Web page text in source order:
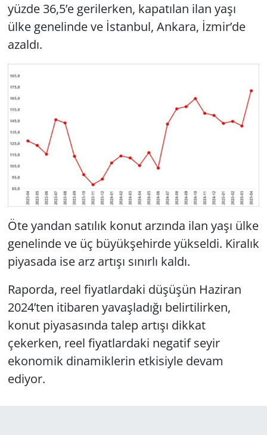
yüzde 36,5’e gerilerken, kapatılan ilan yaşı
ülke genelinde ve İstanbul, Ankara, İzmir’de
azaldı.
Öte yandan satılık konut arzında ilan yaşı ülke
genelinde ve üç büyükşehirde yükseldi. Kiralık
piyasada ise arz artışı sınırlı kaldı.
Raporda, reel fiyatlardaki düşüşün Haziran
2024’ten itibaren yavaşladığı belirtilirken,
konut piyasasında talep artışı dikkat
çekerken, reel fiyatlardaki negatif seyir
ekonomik dinamiklerin etkisiyle devam
ediyor.